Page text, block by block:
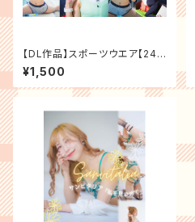
【DL作品】スポーツウエア【240
枚】
¥1,500